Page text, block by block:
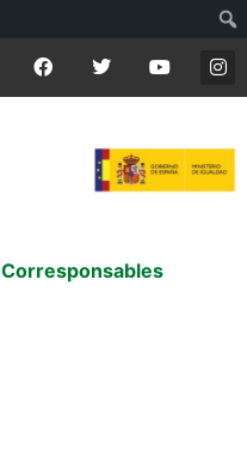
Corresponsables